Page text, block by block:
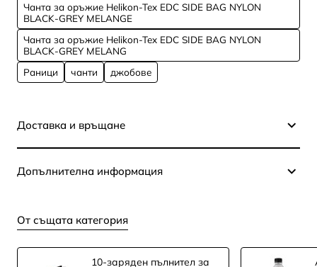
Чанта за оръжие Helikon-Tex EDC SIDE BAG NYLON
BLACK-GREY MELANGE
Чанта за оръжие Helikon-Tex EDC SIDE BAG NYLON
BLACK-GREY MELANG
Раници
чанти джобове
Доставка и връщане
Допълнителна информация
От същата категория
10-заряден пълнител за